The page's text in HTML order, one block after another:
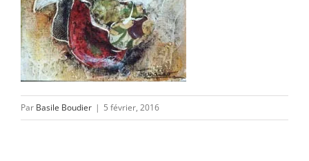
NOUS SUIVRE
L’ASSOCIATION
Par Basile Boudier | 5 février, 2016